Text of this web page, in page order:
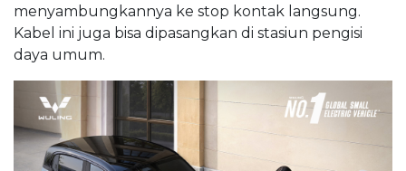
menyambungkannya ke stop kontak langsung.
Kabel ini juga bisa dipasangkan di stasiun pengisi
daya umum.